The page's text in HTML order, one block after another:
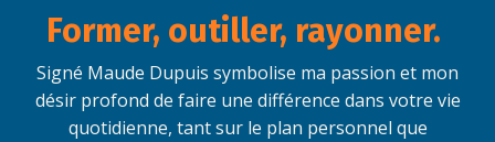
Former, outiller, rayonner.
Signé Maude Dupuis symbolise ma passion et mon
désir profond de faire une différence dans votre vie
quotidienne, tantsur le plan personnel que